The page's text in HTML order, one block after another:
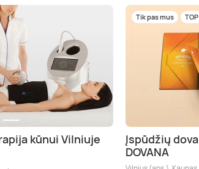
kūnui Vilniuje
Tik pas mus TOP
Įspūdžių
DOVANA